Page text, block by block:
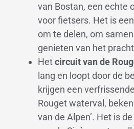
van Bostan, een echte
voor fietsers. Het is
om te delen, om
genieten van het
Hetcircuit van de
lang en loopt door de
krijgen een
Rouget waterval,
van de Alpen’. Het is